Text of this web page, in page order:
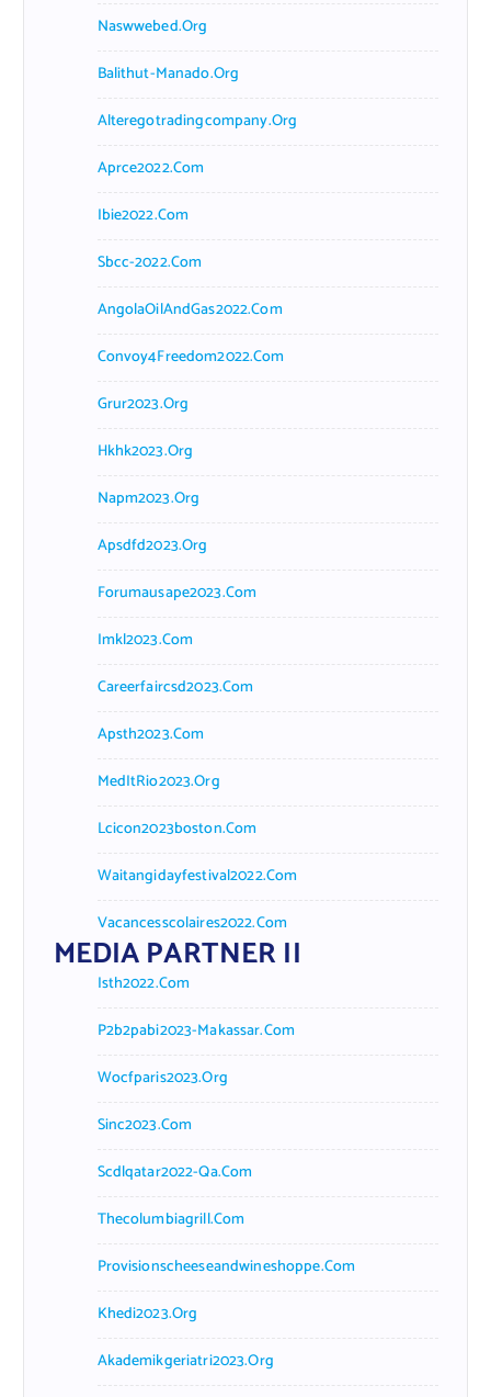
Naswwebed.org
Balithut-Manado.org
Alteregotradingcompany.org
Aprce2022.com
Ibie2022.com
Sbcc-2022.com
AngolaOilAndGas2022.com
Convoy4Freedom2022.com
Grur2023.org
Hkhk2023.org
Napm2023.org
Apsdfd2023.org
Forumausape2023.com
Imkl2023.com
Careerfaircsd2023.com
Apsth2023.com
MedItRio2023.org
Lcicon2023boston.com
Waitangidayfestival2022.com
Vacancesscolaires2022.com
MEDIA PARTNER II
Isth2022.com
P2b2pabi2023-Makassar.com
Wocfparis2023.org
Sinc2023.com
Scdlqatar2022-Qa.com
Thecolumbiagrill.com
Provisionscheeseandwineshoppe.com
Khedi2023.org
Akademikgeriatri2023.org